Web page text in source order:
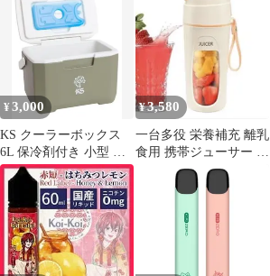
¥3,000
KS クーラーボックス
6L 保冷剤付き 小型 軽
量
¥3,580
一台多役 栄養補充 離乳
食用 携帯ジューサー 小
型スムージー ミキサー